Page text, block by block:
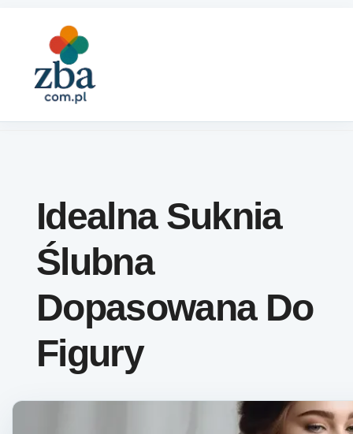
Idealna Suknia
Ślubna
Dopasowana Do
Figury